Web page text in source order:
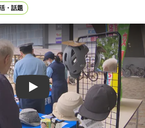
・話題
Play